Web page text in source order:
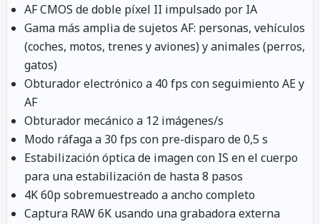
AF CMOS de doble píxel II impulsado por IA
Gama más amplia de sujetos AF: personas, vehículos
(coches, motos, trenes y aviones) y animales (perros,
gatos)
Obturador electrónico a 40 fps con seguimiento AE y
AF
Obturador mecánico a 12 imágenes/s
Modo ráfaga a 30 fps con pre-disparo de 0,5 s
Estabilización óptica de imagen con IS en el cuerpo
para una estabilización de hasta 8 pasos
4K 60p sobremuestreado a ancho completo
Captura RAW 6K usando una grabadora externa